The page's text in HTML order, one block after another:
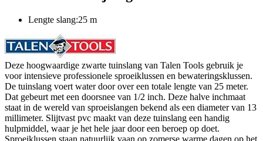
Lengte slang:25 m
Deze hoogwaardige zwarte tuinslang van Talen Tools gebruik je
voor intensieve professionele sproeiklussen en bewateringsklussen.
De tuinslang voert water door over een totale lengte van 25 meter.
Dat gebeurt met een doorsnee van 1/2 inch. Deze halve inchmaat
staat in de wereld van sproeislangen bekend als een diameter van 13
millimeter. Slijtvast pvc maakt van deze tuinslang een handig
hulpmiddel, waar je het hele jaar door een beroep op doet.
Sproeiklussen staan natuurlijk vaan op zomerse warme dagen op het